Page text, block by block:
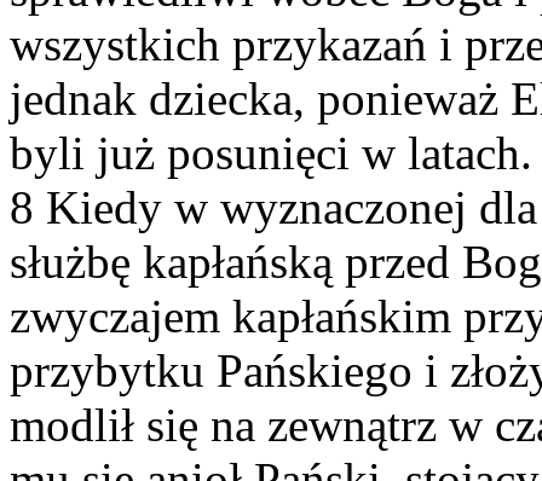
wszystkich przykazań i
jednak dziecka, ponieważ
byli już posunięci w latach.
8 Kiedy w wyznaczonej dla
służbę kapłańską przed
zwyczajem kapłańskim
przybytku Pańskiego i
modlił się na zewnątrz w